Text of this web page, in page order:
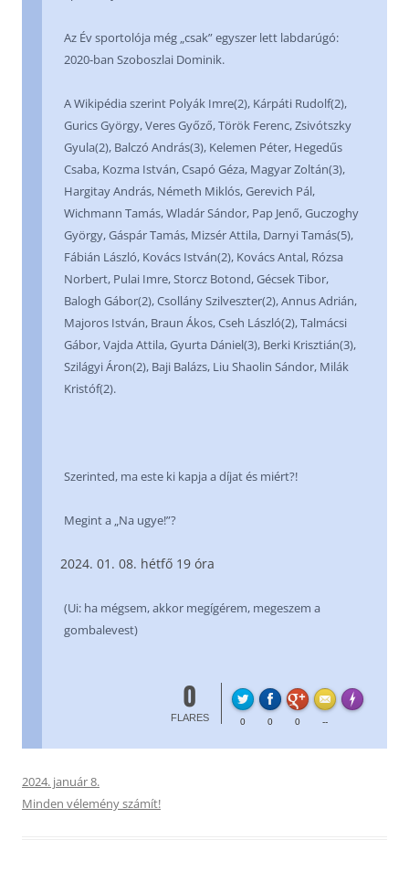
Az Év sportolója még „csak” egyszer lett labdarúgó:
2020-ban Szoboszlai Dominik.
A Wikipédia szerint Polyák Imre(2), Kárpáti Rudolf(2),
Gurics György, Veres Győző, Török Ferenc, Zsivótszky
Gyula(2), Balczó András(3), Kelemen Péter, Hegedűs
Csaba, Kozma István, Csapó Géza, Magyar Zoltán(3),
Hargitay András, Németh Miklós, Gerevich Pál,
Wichmann Tamás, Wladár Sándor, Pap Jenő, Guczoghy
György, Gáspár Tamás, Mizsér Attila, Darnyi Tamás(5),
Fábián László, Kovács István(2), Kovács Antal, Rózsa
Norbert, Pulai Imre, Storcz Botond, Gécsek Tibor,
Balogh Gábor(2), Csollány Szilveszter(2), Annus Adrián,
Majoros István, Braun Ákos, Cseh László(2), Talmácsi
Gábor, Vajda Attila, Gyurta Dániel(3), Berki Krisztián(3),
Szilágyi Áron(2), Baji Balázs, Liu Shaolin Sándor, Milák
Kristóf(2).
Szerinted, ma este ki kapja a díjat és miért?!
Megint a „Na ugye!”?
01. 08. hétfő 19 óra
(Ui: ha mégsem, akkor megígérem, megeszem a
gombalevest)
0
FLARES 0 0 0 --
Made with
2024. január 8.
Minden vélemény számít!